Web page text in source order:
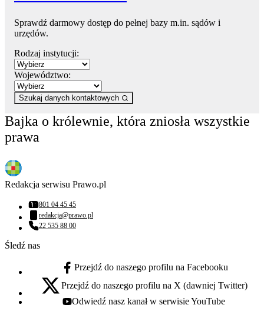
Sprawdź darmowy dostęp do pełnej bazy m.in. sądów i
urzędów.
Rodzaj instytucji:
Województwo:
Szukaj danych kontaktowych
Bajka o królewnie, która zniosła wszystkie
prawa
Redakcja serwisu Prawo.pl
Numer telefonu:
801 04 45 45
Adres email:
redakcja@prawo.pl
Numer telefonu:
22 535 88 00
Śledź nas
facebook - otwiera się w nowej karcie
Przejdź do naszego profilu na Facebooku
x - otwiera się w nowej karcie
Przejdź do naszego profilu na X (dawniej Twitter)
youtube - otwiera się w nowej karcie
Odwiedź nasz kanał w serwisie YouTube